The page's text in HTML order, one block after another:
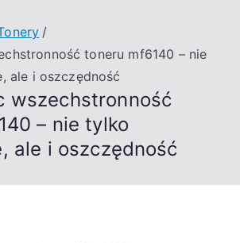
wszechstronność
– nie tylko
ale i oszczędność
toneru mf6140 – nie
ale i oszczędność